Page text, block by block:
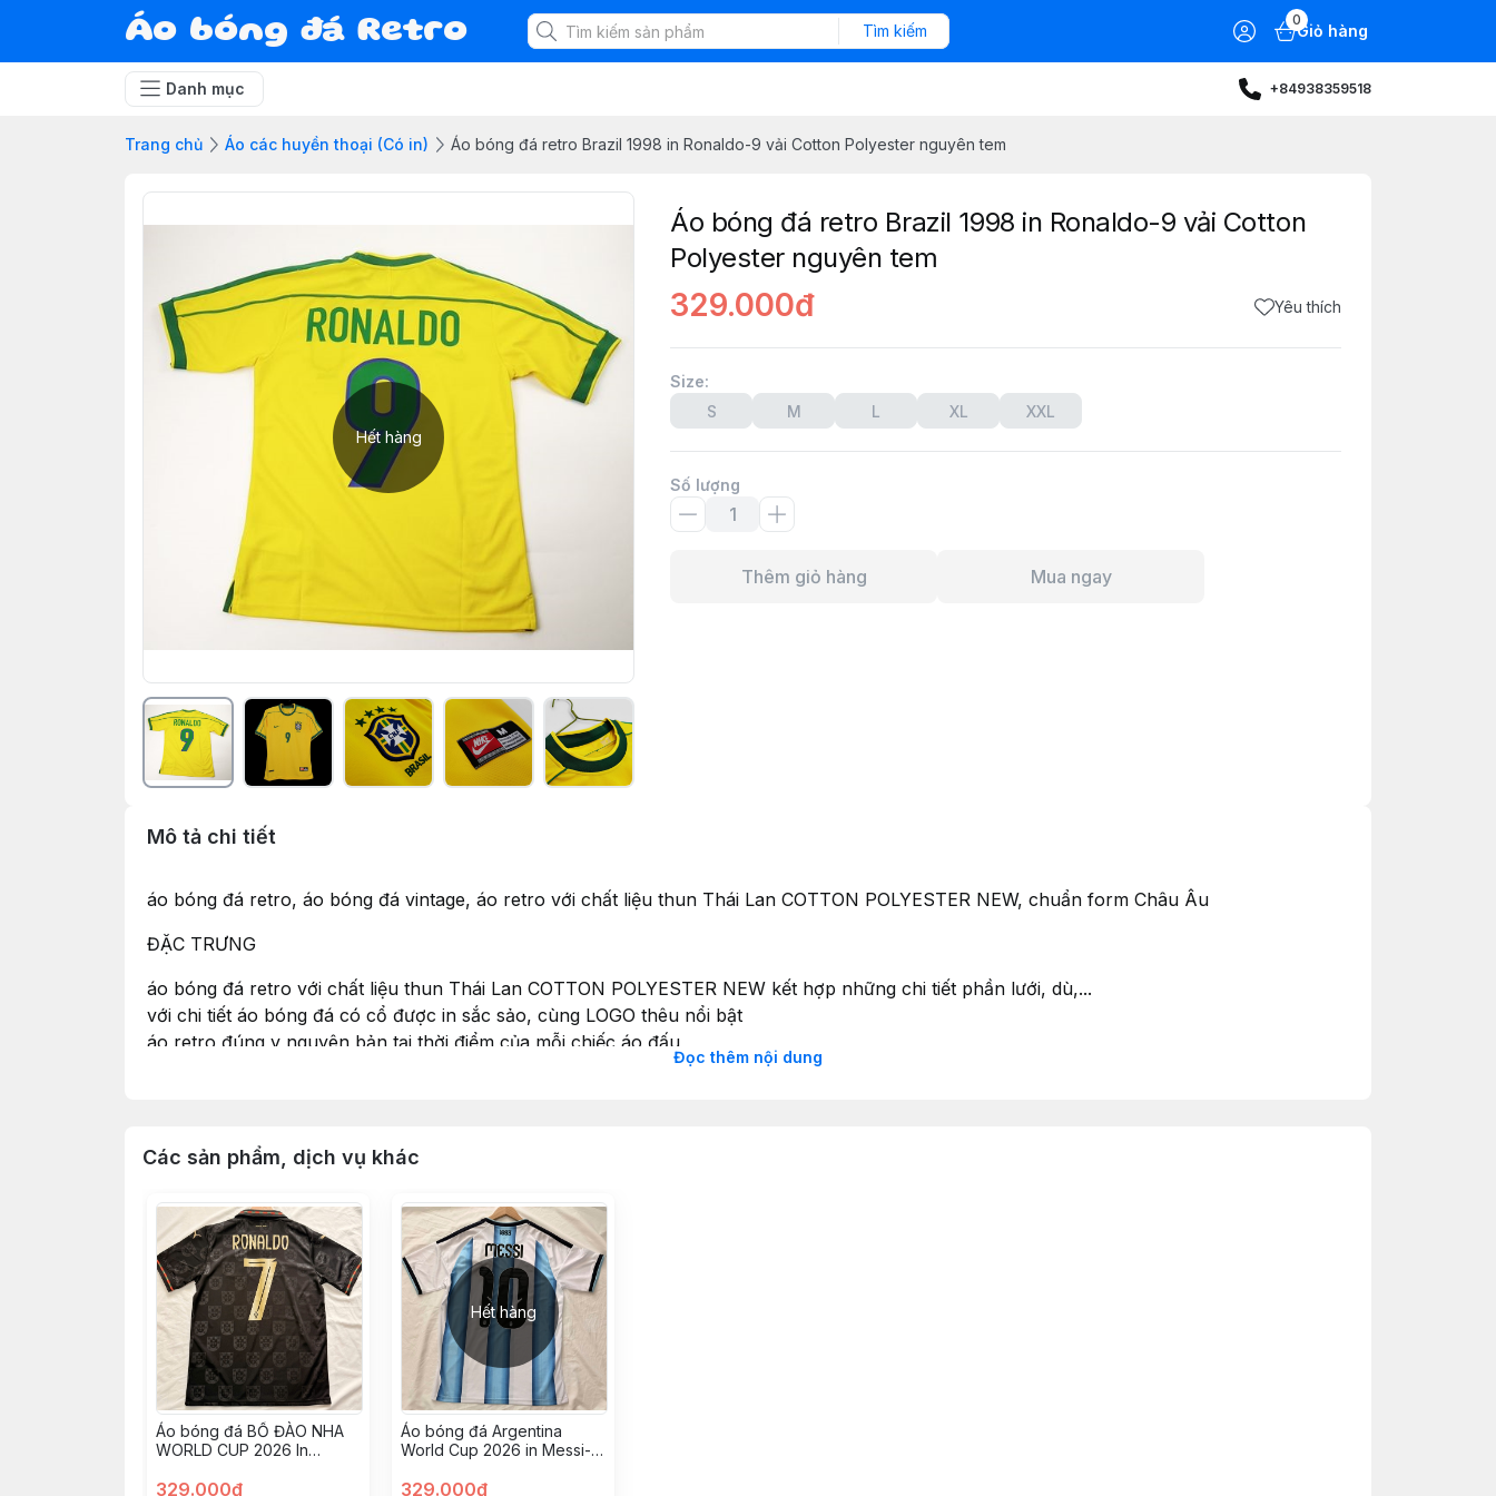
Áo bóng đá Retro Tìm kiếm
0
Giỏ hàng
Danh mục +84938359518
Trang chủ Áo các huyền thoại (Có in) Áo bóng đá retro Brazil 1998 in Ronaldo-9 vải Cotton Polyester nguyên tem
Hết hàng
Áo bóng đá retro Brazil 1998 in Ronaldo-9 vải Cotton
Polyester nguyên tem
329.000đ Yêu thích
Size:
S
M L XL XXL
Số lượng
Thêm giỏ hàng Mua ngay
Mô tả chi tiết
áo bóng đá retro, áo bóng đá vintage, áo retro với chất liệu thun Thái Lan COTTON POLYESTER NEW, chuẩn form Châu Âu
ĐẶC TRƯNG
áo bóng đá retro với chất liệu thun Thái Lan COTTON POLYESTER NEW kết hợp những chi tiết phần lưới, dù,...
với chi tiết áo bóng đá có cổ được in sắc sảo, cùng LOGO thêu nổi bật
áo retro đúng y nguyên bản tại thời điểm của mỗi chiếc áo đấu
Đổi sản phẩm miễn phí nếu có lỗi từ shop
Hỗ trợ đổi trả nhanh chóng
HƯỚNG DẪN CHỌN SIZE
Đọc thêm nội dung
Các sản phẩm, dịch vụ khác
Áo bóng đá BỒ ĐÀO NHA
WORLD CUP 2026 In
Polyester nguyên tem
329.000đ
Hết hàng
Áo bóng đá Argentina
World Cup 2026 in Messi-
nguyên tem
329.000đ